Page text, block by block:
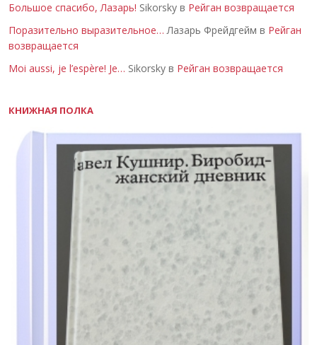
Большое спасибо, Лазарь! Sikorsky в Рейган возвращается
Поразительно выразительное… Лазарь Фрейдгейм в Рейган
возвращается
Moi aussi, je l’espère! Je… Sikorsky в Рейган возвращается
КНИЖНАЯ ПОЛКА